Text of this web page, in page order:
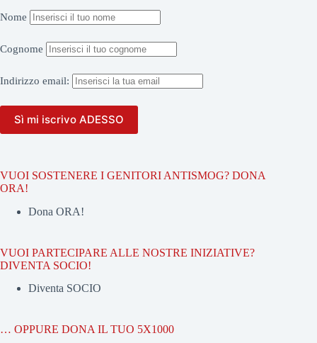
Nome
Cognome
Indirizzo email:
VUOI SOSTENERE I GENITORI ANTISMOG? DONA
ORA!
Dona ORA!
VUOI PARTECIPARE ALLE NOSTRE INIZIATIVE?
DIVENTA SOCIO!
Diventa SOCIO
… OPPURE DONA IL TUO 5X1000